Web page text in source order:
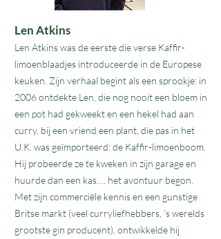
​​Len Atkins
Len Atkins was de eerste die verse Kaffir-
limoenblaadjes introduceerde in de Europese
keuken. Zijn verhaal begint als een sprookje: in
2006 ontdekte Len, die nog nooit een bloem in
een pot had gekweekt en een hekel had aan
curry, bij een vriend een plant, die pas in het
U.K. was geïmporteerd: de Kaffir-limoenboom.
Hij probeerde ze te kweken in zijn garage en
huurde dan een kas…. het avontuur begon.
Met zijn commerciële kennis en een gunstige
Britse markt (veel curryliefhebbers, 's werelds
grootste gin producent), ontwikkelde hij